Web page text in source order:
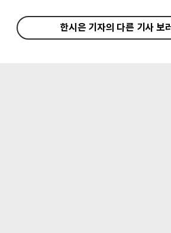
한시은 기자의 다른 기사 보